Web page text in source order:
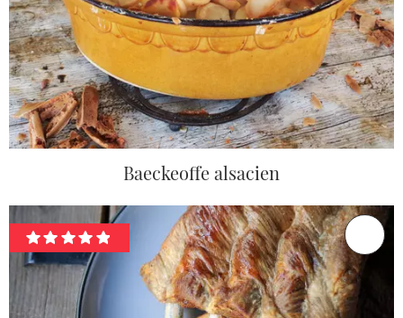
Baeckeoffe alsacien